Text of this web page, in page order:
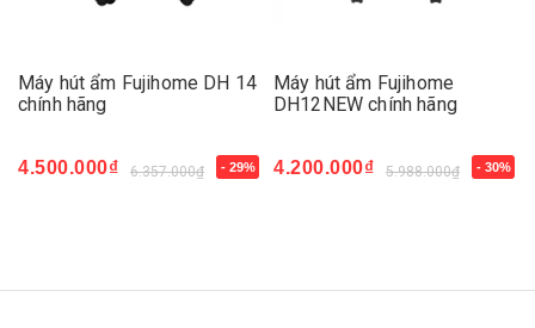
Máy hút ẩm Fujihome DH 14
chính hãng
4.500.000₫ 6.357.000₫ - 29%
Máy hút ẩm Fujihome
DH12NEW chính hãng
4.200.000₫ 5.988.000₫ - 30%